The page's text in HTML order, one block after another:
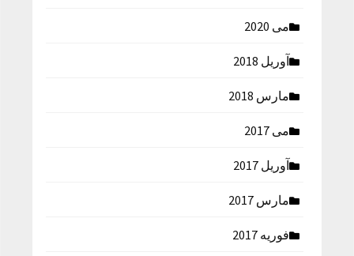
می 2020
آوریل 2018
مارس 2018
می 2017
آوریل 2017
مارس 2017
فوریه 2017